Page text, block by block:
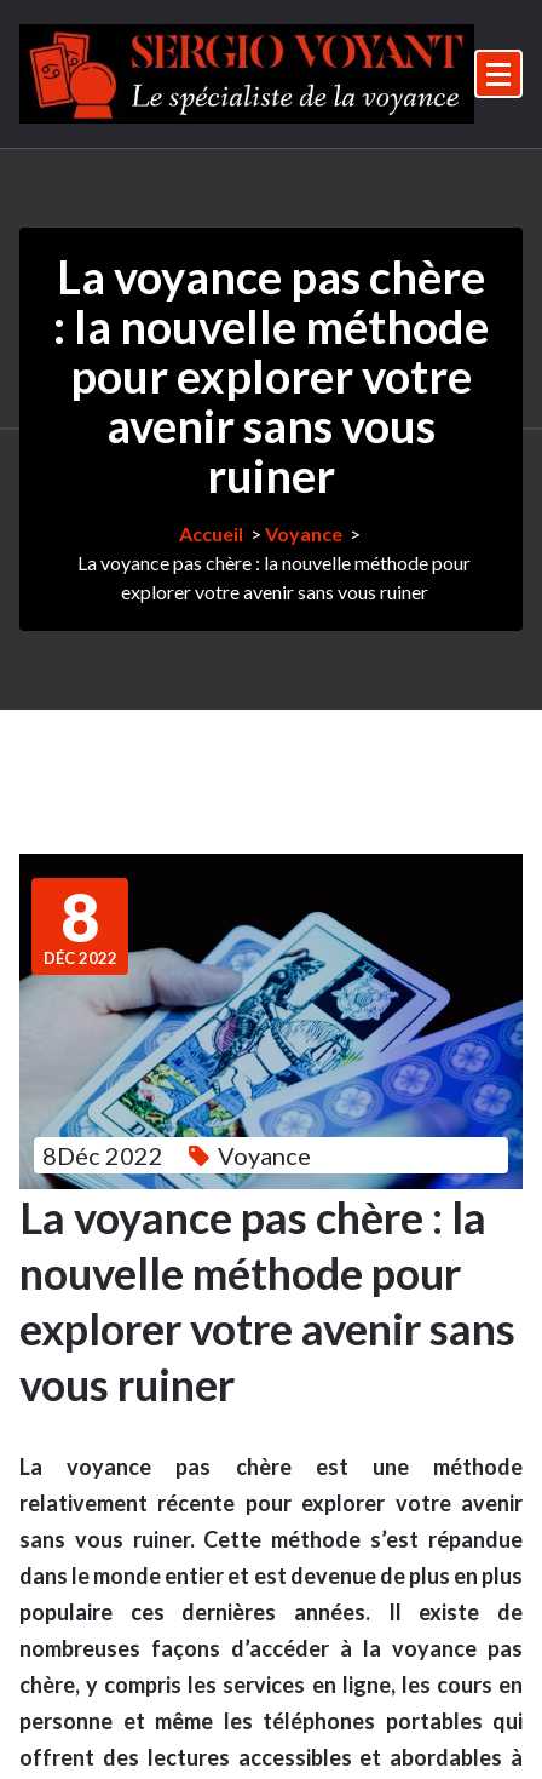
contenu
La voyance pas chère
: la nouvelle méthode
pour explorer votre
avenir sans vous
ruiner
Accueil > Voyance>
La voyance pas chère : la nouvelle méthode pour
explorer votre avenir sans vous ruiner
8
DÉC 2022
8Déc 2022 Voyance
La voyance pas chère : la
nouvelle méthode pour
explorer votre avenir sans
vous ruiner
La voyance pas chère est une méthode
relativement récente pour explorer votre avenir
sans vous ruiner. Cette méthode s’est répandue
dans le monde entier et est devenue de plus en plus
populaire ces dernières années. Il existe de
nombreuses façons d’accéder à la voyance pas
chère, y compris les services en ligne, les cours en
personne et même les téléphones portables qui
offrent des lectures accessibles et abordables à